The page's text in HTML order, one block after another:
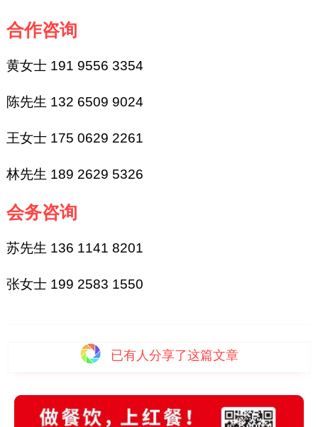
合作咨询
黄女士 191 9556 3354
陈先生 132 6509 9024
王女士 175 0629 2261
林先生 189 2629 5326
会务咨询
苏先生 136 1141 8201
张女士 199 2583 1550
已有 人分享了这篇文章